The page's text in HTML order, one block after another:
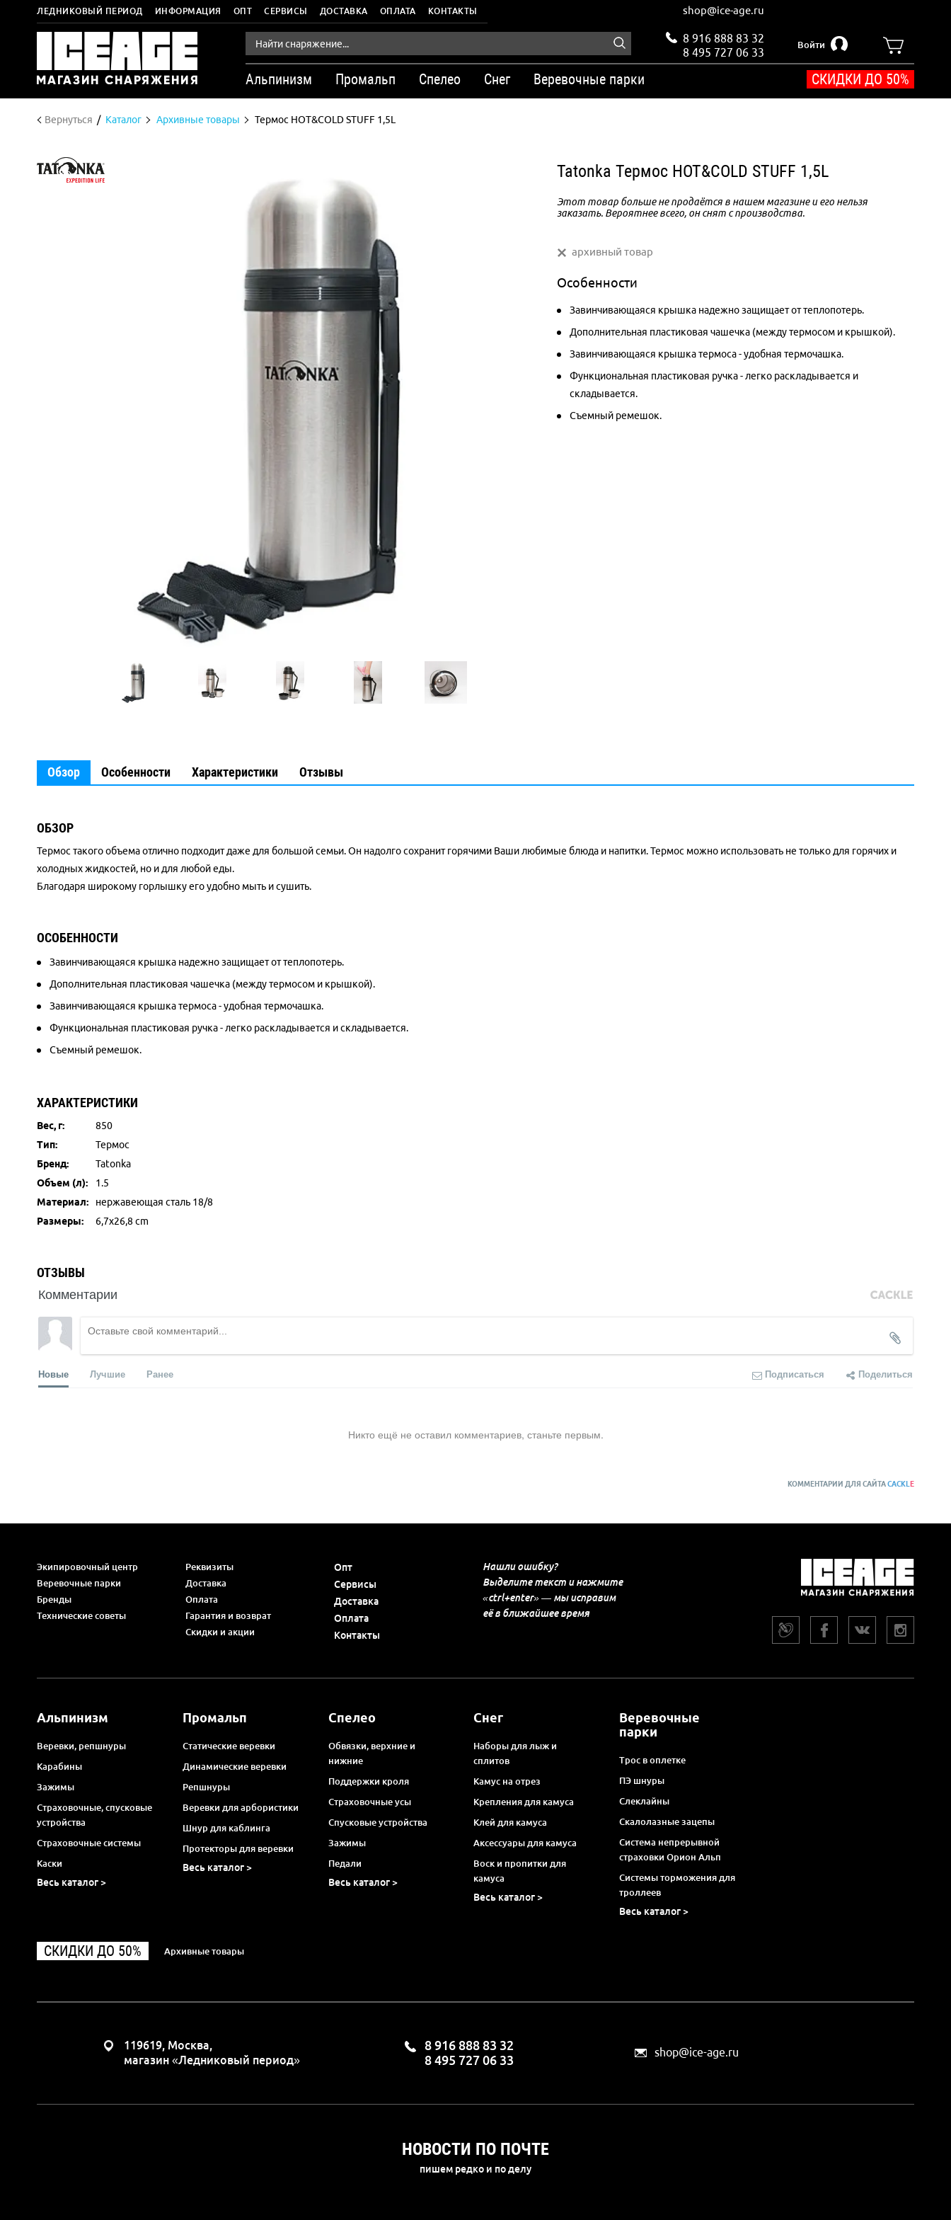
ЛЕДНИКОВЫЙ ПЕРИОД ИНФОРМАЦИЯ ОПТ СЕРВИСЫ ДОСТАВКА ОПЛАТА КОНТАКТЫ shop@ice-age.ru
8 916 888 83 32
8 495 727 06 33
Войти
Альпинизм Промальп Спелео Снег Веревочные парки СКИДКИ ДО 50%
Вернуться Каталог Архивные товары Термос HOT&COLD STUFF 1,5L
Tatonka Термос HOT&COLD STUFF 1,5L
Этот товар больше не продаётся в нашем магазине и его нельзя
заказать. Вероятнее всего, он снят с производства.
архивный товар
Особенности
Завинчивающаяся крышка надежно защищает от теплопотерь.
Дополнительная пластиковая чашечка (между термосом и крышкой).
Завинчивающаяся крышка термоса - удобная термочашка.
Функциональная пластиковая ручка - легко раскладывается и
складывается.
Съемный ремешок.
Обзор Особенности Характеристики Отзывы
ОБЗОР
Термос такого объема отлично подходит даже для большой семьи. Он надолго сохранит горячими Ваши любимые блюда и напитки. Термос можно использовать не только для горячих и
холодных жидкостей, но и для любой еды.
Благодаря широкому горлышку его удобно мыть и сушить.
ОСОБЕННОСТИ
Завинчивающаяся крышка надежно защищает от теплопотерь.
Дополнительная пластиковая чашечка (между термосом и крышкой).
Завинчивающаяся крышка термоса - удобная термочашка.
Функциональная пластиковая ручка - легко раскладывается и складывается.
Съемный ремешок.
ХАРАКТЕРИСТИКИ
Вес, г:
850
Тип:
Термос
Бренд:
Tatonka
Объем (л):
1.5
Материал:
нержавеющая сталь 18/8
Размеры:
6,7x26,8 cm
ОТЗЫВЫ
Комментарии
Новые Лучшие Ранее Подписаться Поделиться
Никто ещё не оставил комментариев, станьте первым.
КОММЕНТАРИИ ДЛЯ САЙТАCACKL E
Экипировочный центр
Веревочные парки
Бренды
Технические советы
Реквизиты
Доставка
Оплата
Гарантия и возврат
Скидки и акции
Опт
Сервисы
Доставка
Оплата
Контакты
Нашли ошибку?
Выделите текст и нажмите
«ctrl+enter» — мы исправим
её в ближайшее время
Альпинизм
Веревки, репшнуры
Карабины
Зажимы
Страховочные, спусковые
устройства
Страховочные системы
Каски
Весь каталог >
Промальп
Статические веревки
Динамические веревки
Репшнуры
Веревки для арбористики
Шнур для каблинга
Протекторы для веревки
Весь каталог >
Спелео
Обвязки, верхние и
нижние
Поддержки кроля
Страховочные усы
Спусковые устройства
Зажимы
Педали
Весь каталог >
Снег
Наборы для лыж и
сплитов
Камус на отрез
Крепления для камуса
Клей для камуса
Аксессуары для камуса
Воск и пропитки для
камуса
Весь каталог >
Веревочные
парки
Трос в оплетке
ПЭ шнуры
Слеклайны
Скалолазные зацепы
Система непрерывной
страховки Орион Альп
Системы торможения для
троллеев
Весь каталог >
СКИДКИ ДО 50% Архивные товары
119619, Москва,
магазин «Ледниковый период»
8 916 888 83 32
8 495 727 06 33
shop@ice-age.ru
НОВОСТИ ПО ПОЧТЕ
пишем редко и по делу